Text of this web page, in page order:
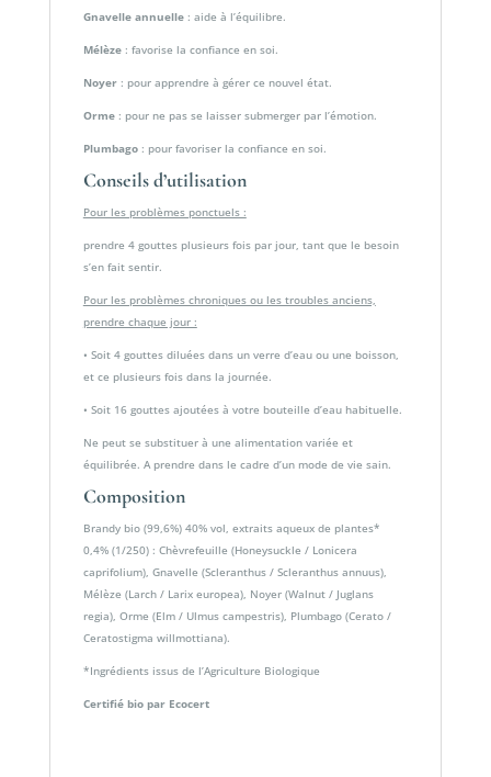
Gnavelle annuelle: aide à l’équilibre.
Mélèze: favorise la confiance en soi.
Noyer: pour apprendre à gérer ce nouvel état.
Orme: pour ne pas se laisser submerger par l’émotion.
Plumbago: pour favoriser la confiance en soi.
Conseils d’utilisation
Pour les problèmes ponctuels :
prendre 4 gouttes plusieurs fois par jour, tant que le besoin
s’en fait sentir.
Pour les problèmes chroniques ou les troubles anciens,
prendre chaque jour :
• Soit 4 gouttes diluées dans un verre d’eau ou une boisson,
et ce plusieurs fois dans la journée.
• Soit 16 gouttes ajoutées à votre bouteille d’eau habituelle.
Ne peut se substituer à une alimentation variée et
équilibrée. A prendre dans le cadre d’un mode de vie sain.
Composition
Brandy bio (99,6%) 40% vol, extraits aqueux de plantes*
0,4% (1/250) : Chèvrefeuille (Honeysuckle / Lonicera
caprifolium), Gnavelle (Scleranthus / Scleranthus annuus),
Mélèze (Larch / Larix europea), Noyer (Walnut / Juglans
regia), Orme (Elm / Ulmus campestris), Plumbago (Cerato /
Ceratostigma willmottiana).
*Ingrédients issus de l’Agriculture Biologique
Certifié bio par Ecocert